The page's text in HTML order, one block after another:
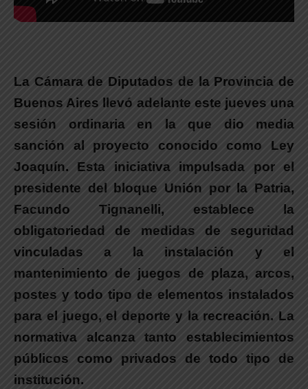
La Cámara de Diputados de la Provincia de
Buenos Aires llevó adelante este jueves una
sesión ordinaria en la que dio media
sanción al proyecto conocido como Ley
Joaquín. Esta iniciativa impulsada por el
presidente del bloque Unión por la Patria,
Facundo Tignanelli, establece la
obligatoriedad de medidas de seguridad
vinculadas a la instalación y el
mantenimiento de juegos de plaza, arcos,
postes y todo tipo de elementos instalados
para el juego, el deporte y la recreación. La
normativa alcanza tanto establecimientos
públicos como privados de todo tipo de
institución.